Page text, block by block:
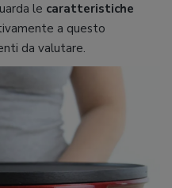
le caratteristiche
a questo
da valutare.